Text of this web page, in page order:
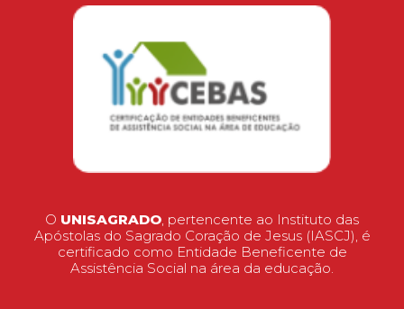
O UNISAGRADO, pertencente ao Instituto das
Apóstolas do Sagrado Coração de Jesus (IASCJ), é
certificado como Entidade Beneficente de
Assistência Social na área da educação.